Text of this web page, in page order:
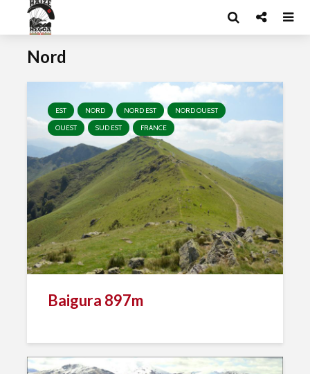
Nord
EST NORD NORD EST
NORD OUEST
OUEST
SUD EST FRANCE
Baigura 897m